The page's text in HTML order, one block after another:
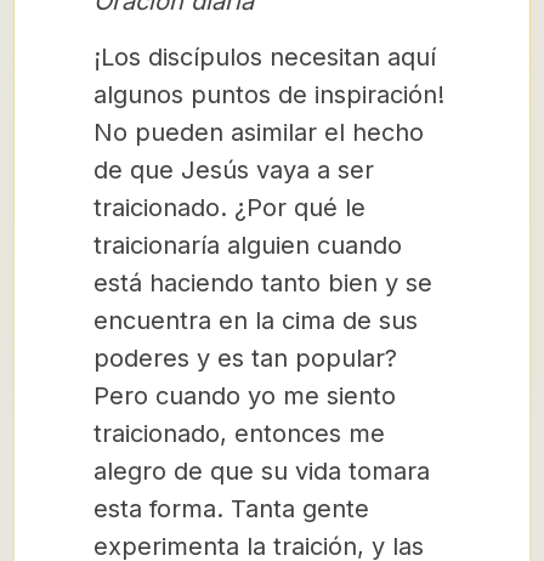
¡Los discípulos necesitan aquí
algunos puntos de inspiración!
No pueden asimilar el hecho
de que Jesús vaya a ser
traicionado. ¿Por qué le
traicionaría alguien cuando
está haciendo tanto bien y se
encuentra en la cima de sus
poderes y es tan popular?
Pero cuando yo me siento
traicionado, entonces me
alegro de que su vida tomara
esta forma. Tanta gente
experimenta la traición, y las